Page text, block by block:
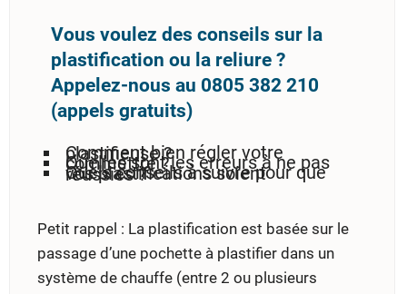
Vous voulez des conseils sur la
plastification ou la reliure ?
Appelez-nous au 0805 382 210
(appels gratuits)
Comment bien régler votre plastifieuse ?
Quelles sont les erreurs à ne pas commettre ?
Quels conseils à suivre pour que vos plastifications soient réussies ?
Petit rappel : La plastification est basée sur le
passage d’une pochette à plastifier dans un
système de chauffe (entre 2 ou plusieurs